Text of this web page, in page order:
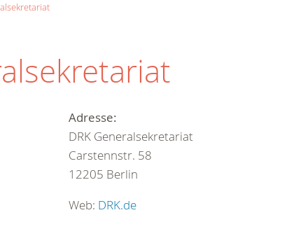
Adresse:
DRK Generalsekretariat
Carstennstr. 58
12205 Berlin
Web: DRK.de